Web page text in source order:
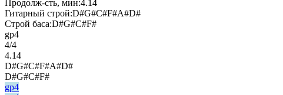
Продолж-сть, мин:4.14
Гитарный строй:D#G#C#F#A#D#
Строй баса:D#G#C#F#
gp4
4/4
4.14
D#G#C#F#A#D#
D#G#C#F#
gp4